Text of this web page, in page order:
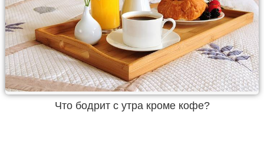
Что бодрит с утра кроме кофе?